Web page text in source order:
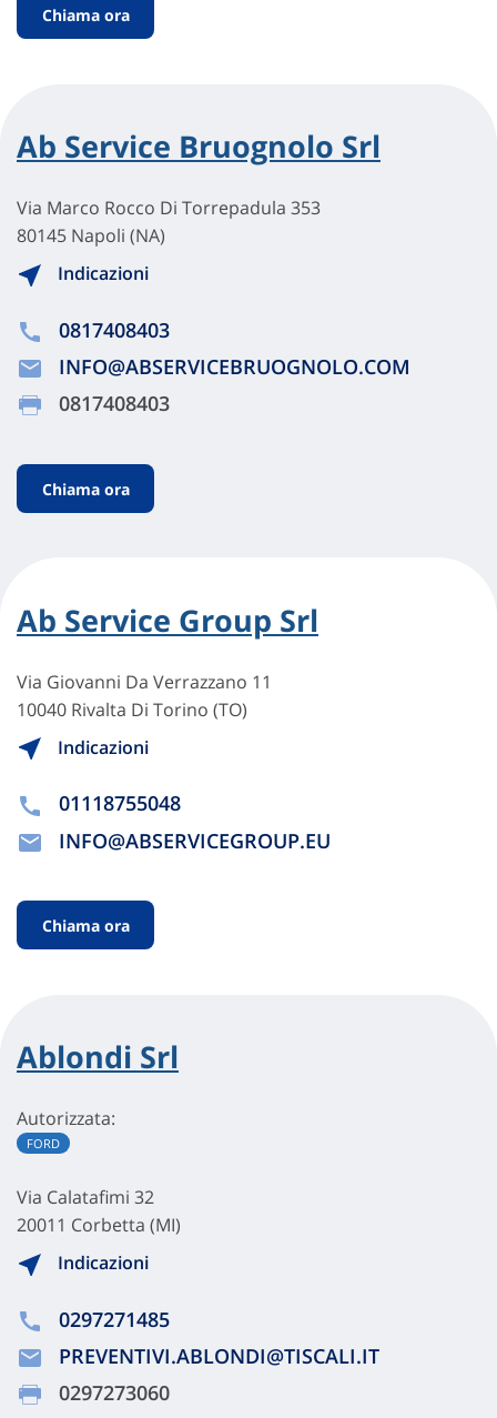
Chiama ora
Ab Service Bruognolo Srl
Via Marco Rocco Di Torrepadula 353
80145 Napoli (NA)
Indicazioni
0817408403
INFO@ABSERVICEBRUOGNOLO.COM
0817408403
Chiama ora
Ab Service Group Srl
Via Giovanni Da Verrazzano 11
10040 Rivalta Di Torino (TO)
Indicazioni
01118755048
INFO@ABSERVICEGROUP.EU
Chiama ora
Ablondi Srl
Autorizzata:
FORD
Via Calatafimi 32
20011 Corbetta (MI)
Indicazioni
0297271485
PREVENTIVI.ABLONDI@TISCALI.IT
0297273060